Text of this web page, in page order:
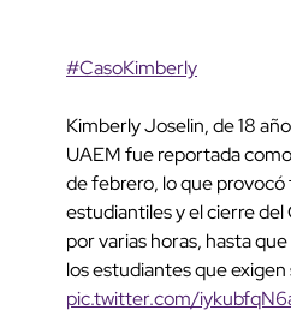
#CasoKimberly
Kimberly Joselin, de 18
UAEM fue reportada
de febrero, lo que
estudiantiles y el cierre
por varias horas, hasta
los estudiantes que exigen
pic.twitter.com/